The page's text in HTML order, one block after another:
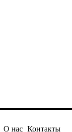
О нас Контакты